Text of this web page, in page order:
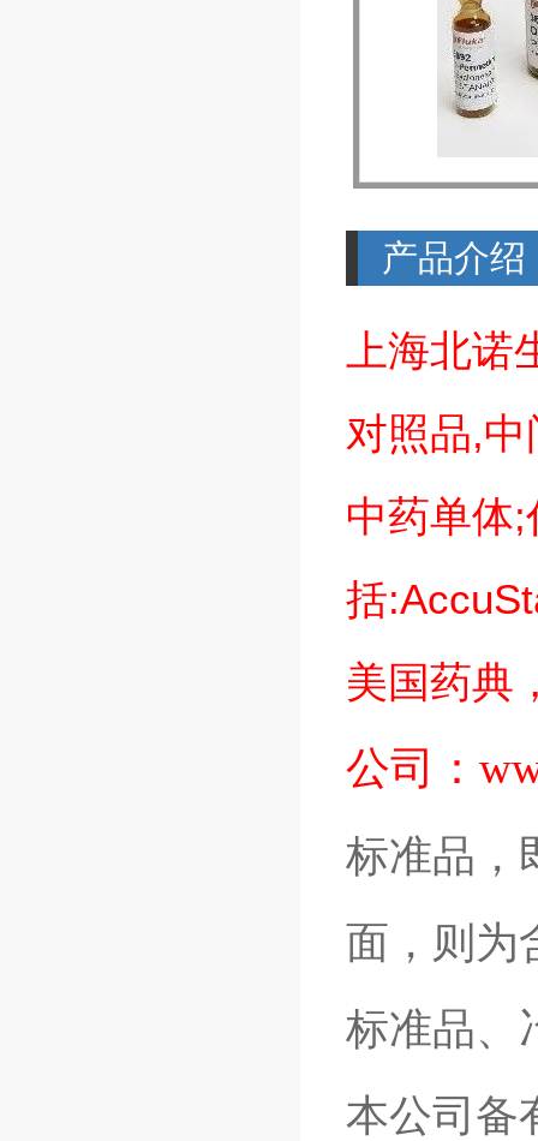
产品介绍
上海北诺
对照品,中
中药单体;
括
美国药典
公司：
标准品，
面，则为
标准品、
本公司备